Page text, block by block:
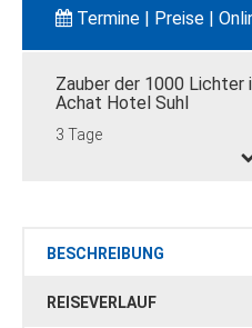
Termine | Preise |
Zauber der 1000 Lichter
Achat Hotel Suhl
3 Tage
BESCHREIBUNG
REISEVERLAUF